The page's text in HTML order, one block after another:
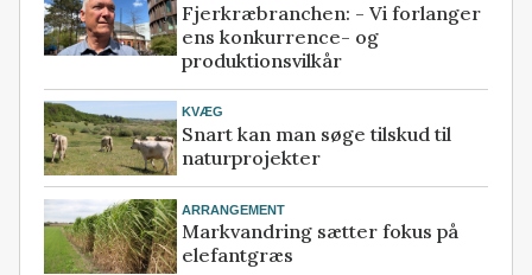
Fjerkræbranchen: - Vi forlanger
ens konkurrence- og
produktionsvilkår
KVÆG
Snart kan man søge tilskud til
naturprojekter
ARRANGEMENT
Markvandring sætter fokus på
elefantgræs